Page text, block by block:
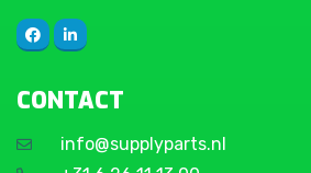
CONTACT
info@supplyparts.nl